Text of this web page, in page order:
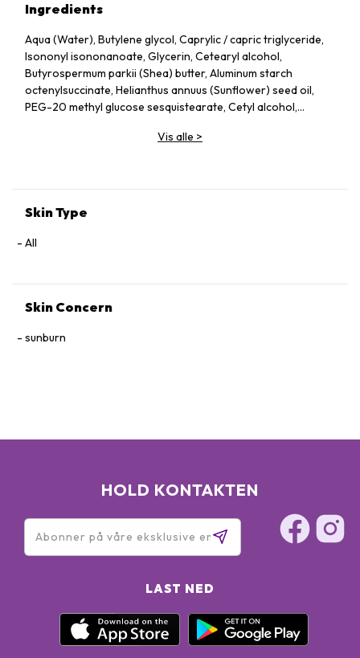
Ingredients
Aqua (Water), Butylene glycol, Caprylic / capric triglyceride,
Isononyl isononanoate, Glycerin, Cetearyl alcohol,
Butyrospermum parkii (Shea) butter, Aluminum starch
octenylsuccinate, Helianthus annuus (Sunflower) seed oil,
PEG-20 methyl glucose sesquistearate, Cetyl alcohol,
Alcohol, Parfum (Fragrance), Xanthan gum, Chlorphenesin,
(Tangerine) pericarp extract, Biosaccharide gum-1, Sodium
(Rosemary) leaf extract, p-Anisic acid, Tocopherol, Disodium
Vis alle >
Skin Type
All
Skin Concern
sunburn
HOLD KONTAKTEN
LAST NED